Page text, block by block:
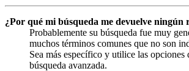
¿Por qué mi búsqueda me devuelve ningún
Probablemente su búsqueda fue muy
muchos términos comunes que no son
Sea más específico y utilice las opciones
búsqueda avanzada.